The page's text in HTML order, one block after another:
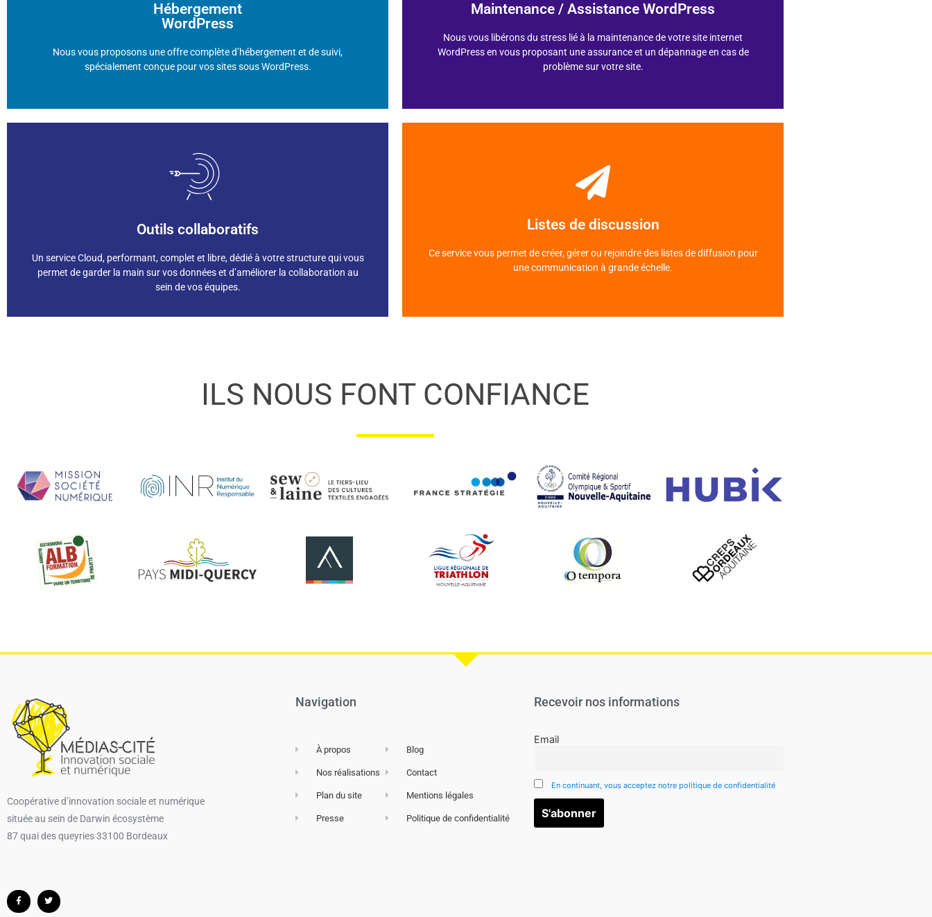
Hébergement
WordPress
Nous vous proposons une offre complète d’hébergement et de suivi,
spécialement conçue pour vos sites sous WordPress.
Choisissez votre formule
: à partir de 19€HT/mois
: à partir de 39€HT/mois Maintenance / Assistance WordPress
Nous vous libérons du stress lié à la maintenance de votre site internet
WordPress en vous proposant une assurance et un dépannage en cas de
problème sur votre site.
Choisissez votre formule
Maintenance & Assistance: à partir de 70€HT/mois
Outils collaboratifs
Un service Cloud, performant, complet et libre, dédié à votre structure qui vous
permet de garder la main sur vos données et d’améliorer la collaboration au
sein de vos équipes.
Découvrez OSINUM.FR
OSINUM est une solution complète pour déployer et utiliser des applications
web open source robustes et fonctionnelles au service de vos projets. Listes de discussion
Ce service vous permet de créer, gérer ou rejoindre des listes de diffusion pour
une communication à grande échelle.
Choisissez votre formule
: à partir de 5€HT/mois
ILS NOUS FONT CONFIANCE
Coopérative d’innovation sociale et numérique​
située au sein de Darwin écosystème
87 quai des queyries 33100 Bordeaux
Navigation
À propos
Nos réalisations
Plan du site
Presse
Blog
Contact
Mentions légales
Politique de confidentialité
Recevoir nos informations
Email
En continuant, vous acceptez notre politique de confidentialité